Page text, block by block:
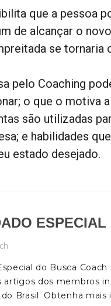
que a pessoa
de alcançar o
se
pelo Coaching
o que o motiva
são utilizadas
e habilidades
estado desejado.
ESPECIAL
do Busca
artigos dos membros
do Brasil. Obtenha